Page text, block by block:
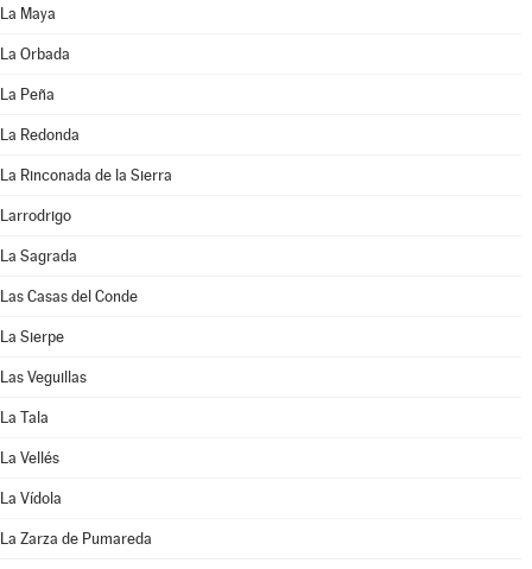
La Maya
La Orbada
La Peña
La Redonda
La Rinconada de la Sierra
Larrodrigo
La Sagrada
Las Casas del Conde
La Sierpe
Las Veguillas
La Tala
La Vellés
La Vídola
La Zarza de Pumareda